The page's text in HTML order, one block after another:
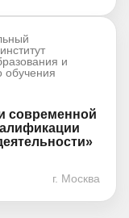
и
обучения
современной
г. Москва